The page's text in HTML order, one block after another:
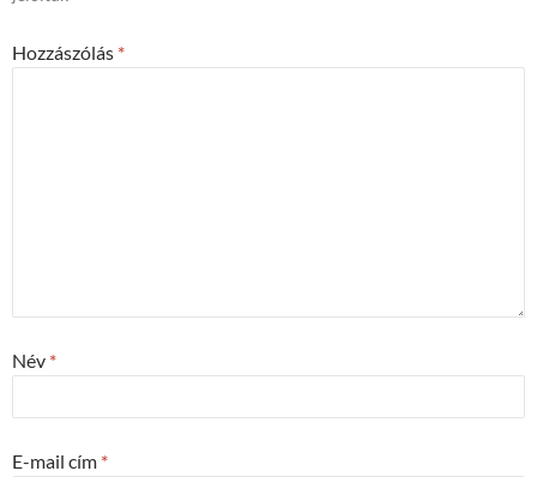
Hozzászólás *
Név *
E-mail cím *